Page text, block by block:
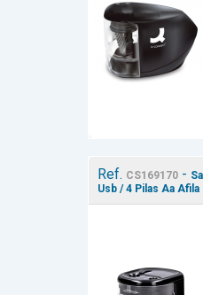
Ref. CS169170-
Usb / 4 Pilas Aa